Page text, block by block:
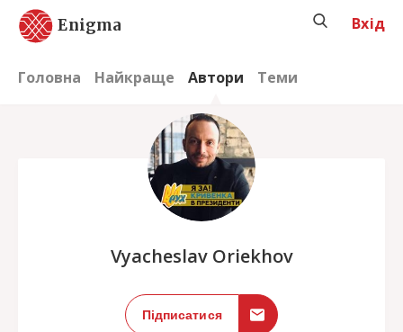
Enigma
Головна Найкраще Автори Теми
Вхід
Vyacheslav Oriekhov
Підписатися